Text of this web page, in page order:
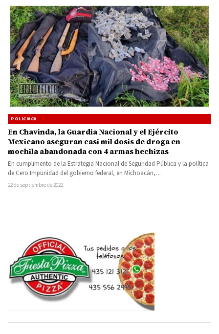
POLICIACA
En Chavinda, la Guardia Nacional y el Ejército
Mexicano aseguran casi mil dosis de droga en
mochila abandonada con 4 armas hechizas
En cumplimento de la Estrategia Nacional de Seguridad Pública y la política
de Cero Impunidad del gobierno federal, en Michoacán,…
22 de septiembre de 2022